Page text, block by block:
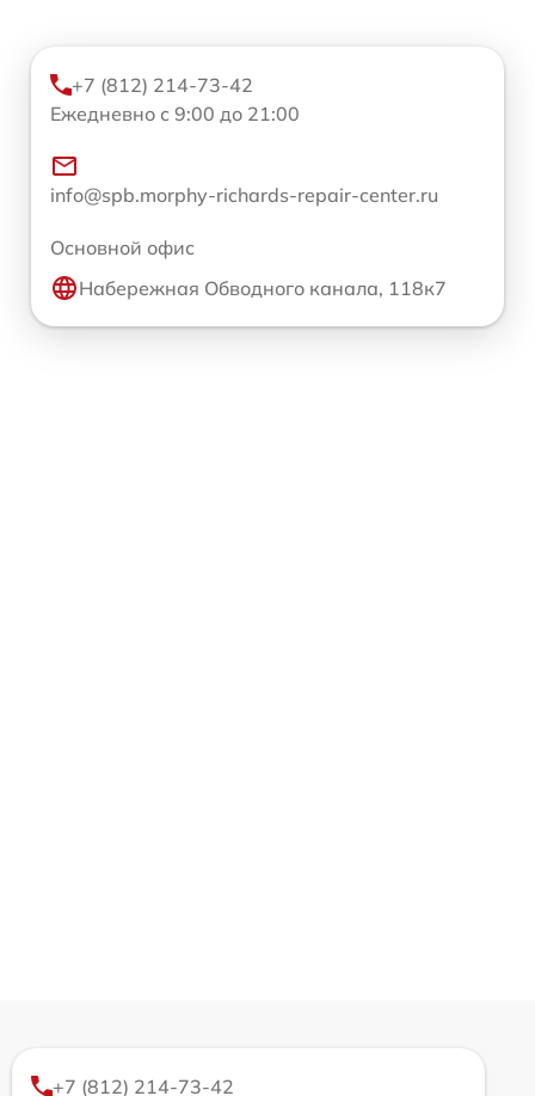
+7 (812) 214-73-42
Ежедневно с 9:00 до 21:00
info@spb.morphy-richards-repair-center.ru
Основной офис
Набережная Обводного канала, 118к7
+7 (812) 214-73-42